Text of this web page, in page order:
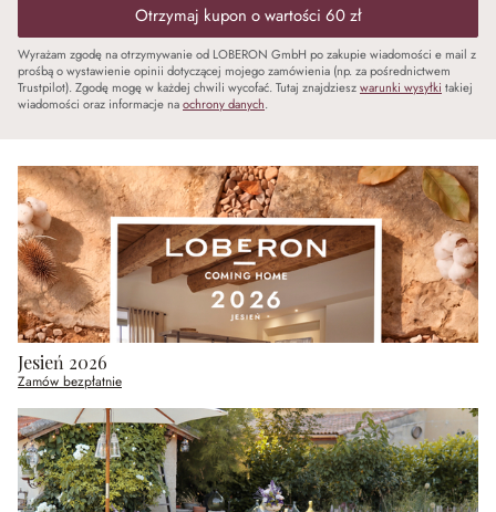
Otrzymaj kupon o wartości 60 zł
Wyrażam zgodę na otrzymywanie od LOBERON GmbH po zakupie wiadomości e mail z
prośbą o wystawienie opinii dotyczącej mojego zamówienia (np. za pośrednictwem
Trustpilot). Zgodę mogę w każdej chwili wycofać. Tutaj znajdzieszwarunki wysyłki takiej
wiadomości oraz informacje naochrony danych.
Jesień 2026
Zamów bezpłatnie